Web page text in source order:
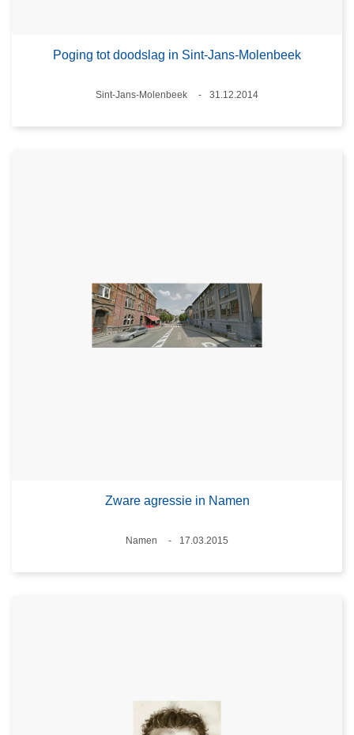
Poging tot doodslag in Sint-Jans-Molenbeek
Plaats
Sint-Jans-Molenbeek
31.12.2014
Zware agressie in Namen
Plaats
Namen
17.03.2015